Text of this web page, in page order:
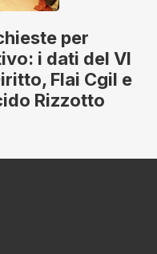
per
i dati del VI
Flai Cgil e
Rizzotto